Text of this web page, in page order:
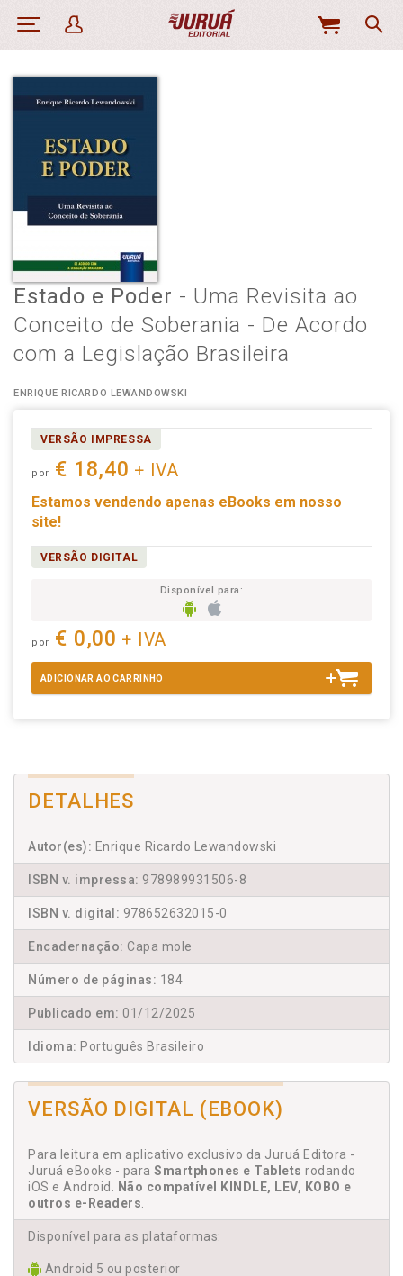
MEU
Estado e Poder - Uma Revisita ao
Conceito de Soberania - De Acordo
com a Legislação Brasileira
ENRIQUE RICARDO LEWANDOWSKI
VERSÃO IMPRESSA
por € 18,40 + IVA
Estamos vendendo apenas eBooks em nosso
site!
VERSÃO DIGITAL
Disponível para:
por € 0,00 + IVA
ADICIONAR AO CARRINHO
DETALHES
Autor(es): Enrique Ricardo Lewandowski
ISBN v. impressa: 978989931506-8
ISBN v. digital: 978652632015-0
Encadernação: Capa mole
Número de páginas: 184
Publicado em: 01/12/2025
Idioma: Português Brasileiro
VERSÃO DIGITAL (EBOOK)
Para leitura em aplicativo exclusivo da Juruá Editora -
Juruá eBooks - para Smartphones e Tablets rodando
iOS e Android.
Não compatível KINDLE, LEV, KOBO e
outros e-Readers
Disponível para as plataformas:
Android 5 ou posterior